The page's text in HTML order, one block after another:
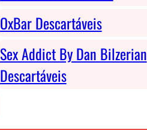
OxBar Descartáveis
Sex Addict By Dan Bilzerian
Descartáveis